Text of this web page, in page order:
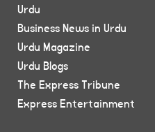
Urdu
Business News in Urdu
Urdu Magazine
Urdu Blogs
The Express Tribune
Express Entertainment